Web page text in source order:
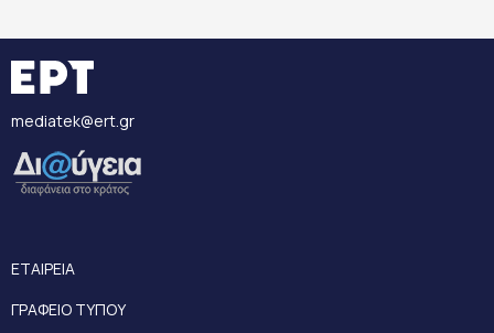
mediatek@ert.gr
ΕΤΑΙΡΕΙΑ
ΓΡΑΦΕΙΟ ΤΥΠΟΥ